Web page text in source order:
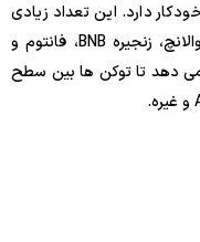
دارد. این تعداد زیادی
توکن را برای مبادله در شبکه های اتریوم، آوالانچ، زنجیره BNB، فانتوم و
می دهد تا توکن ها بین سطح